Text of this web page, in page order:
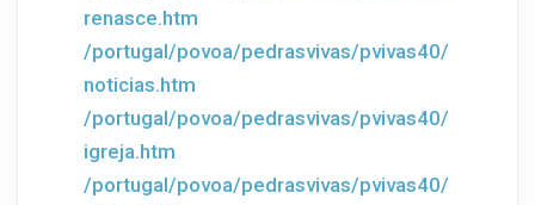
renasce.htm
/portugal/povoa/pedrasvivas/pvivas40/
noticias.htm
/portugal/povoa/pedrasvivas/pvivas40/
igreja.htm
/portugal/povoa/pedrasvivas/pvivas40/